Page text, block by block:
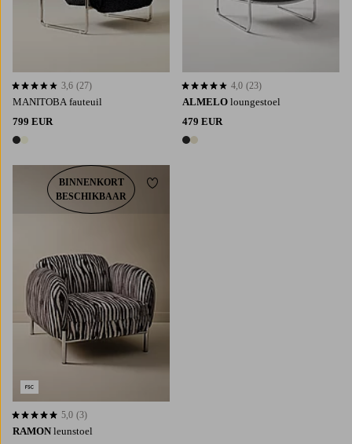
MANITOBA fauteuil
799 EUR
2 kleuren
3,6 op basis van 27 beoordelingen
3,6 (27)
ALMELO loungestoel
479 EUR
2 kleuren
4,0 op basis van 23 beoordelingen
4,0 (23)
RAMON leunstoel
5,0 op basis van 3 beoordelingen
5,0 (3)
BINNENKORT
BESCHIKBAAR
Toevoegen aan favorieten